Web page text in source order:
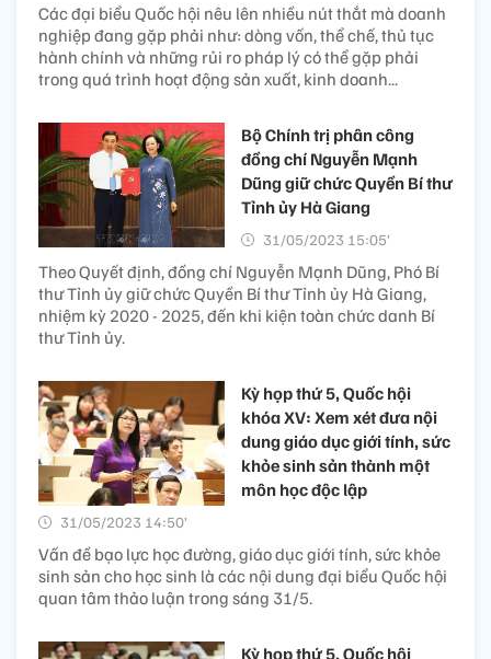
Các đại biểu Quốc hội nêu lên nhiều nút thắt mà doanh
nghiệp đang gặp phải như: dòng vốn, thể chế, thủ tục
hành chính và những rủi ro pháp lý có thể gặp phải
trong quá trình hoạt động sản xuất, kinh doanh...
Bộ Chính trị phân công
đồng chí Nguyễn Mạnh
Dũng giữ chức Quyền Bí thư
Tỉnh ủy Hà Giang
31/05/2023 15:05’
Theo Quyết định, đồng chí Nguyễn Mạnh Dũng, Phó Bí
thư Tỉnh ủy giữ chức Quyền Bí thư Tỉnh ủy Hà Giang,
nhiệm kỳ 2020 - 2025, đến khi kiện toàn chức danh Bí
thư Tỉnh ủy.
Kỳ họp thứ 5, Quốc hội
khóa XV: Xem xét đưa nội
dung giáo dục giới tính, sức
khỏe sinh sản thành một
môn học độc lập
31/05/2023 14:50’
Vấn đề bạo lực học đường, giáo dục giới tính, sức khỏe
sinh sản cho học sinh là các nội dung đại biểu Quốc hội
quan tâm thảo luận trong sáng 31/5.
Kỳ họp thứ 5, Quốc hội